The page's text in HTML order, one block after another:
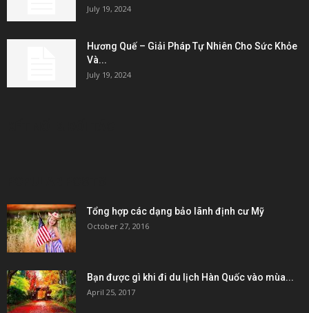
July 19, 2024
Hương Quế – Giải Pháp Tự Nhiên Cho Sức Khỏe
Và...
July 19, 2024
Tổng hợp các dạng bảo lãnh định cư Mỹ
October 27, 2016
Bạn được gì khi đi du lịch Hàn Quốc vào mùa...
April 25, 2017